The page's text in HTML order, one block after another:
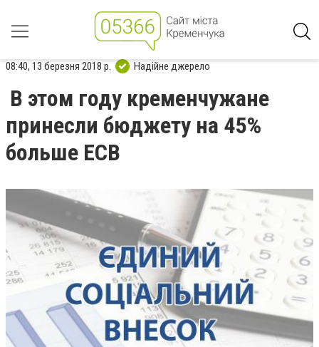
08:40, 13 березня 2018 р. Надійне джерело
В этом году кременчужане
принесли бюджету на 45%
больше ЕСВ